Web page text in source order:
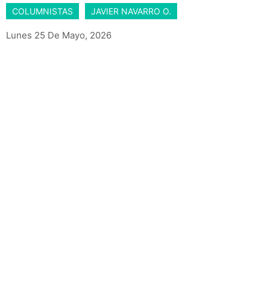
COLUMNISTAS JAVIER NAVARRO O.
Lunes 25 De Mayo, 2026